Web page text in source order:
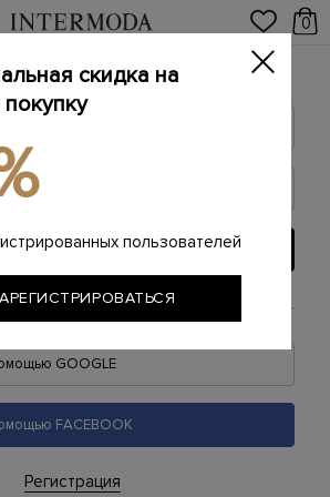
0
Войти
ВОЙТИ
или
GOOGLE
FACEBOOK
Регистрация
скидка на
пользователей